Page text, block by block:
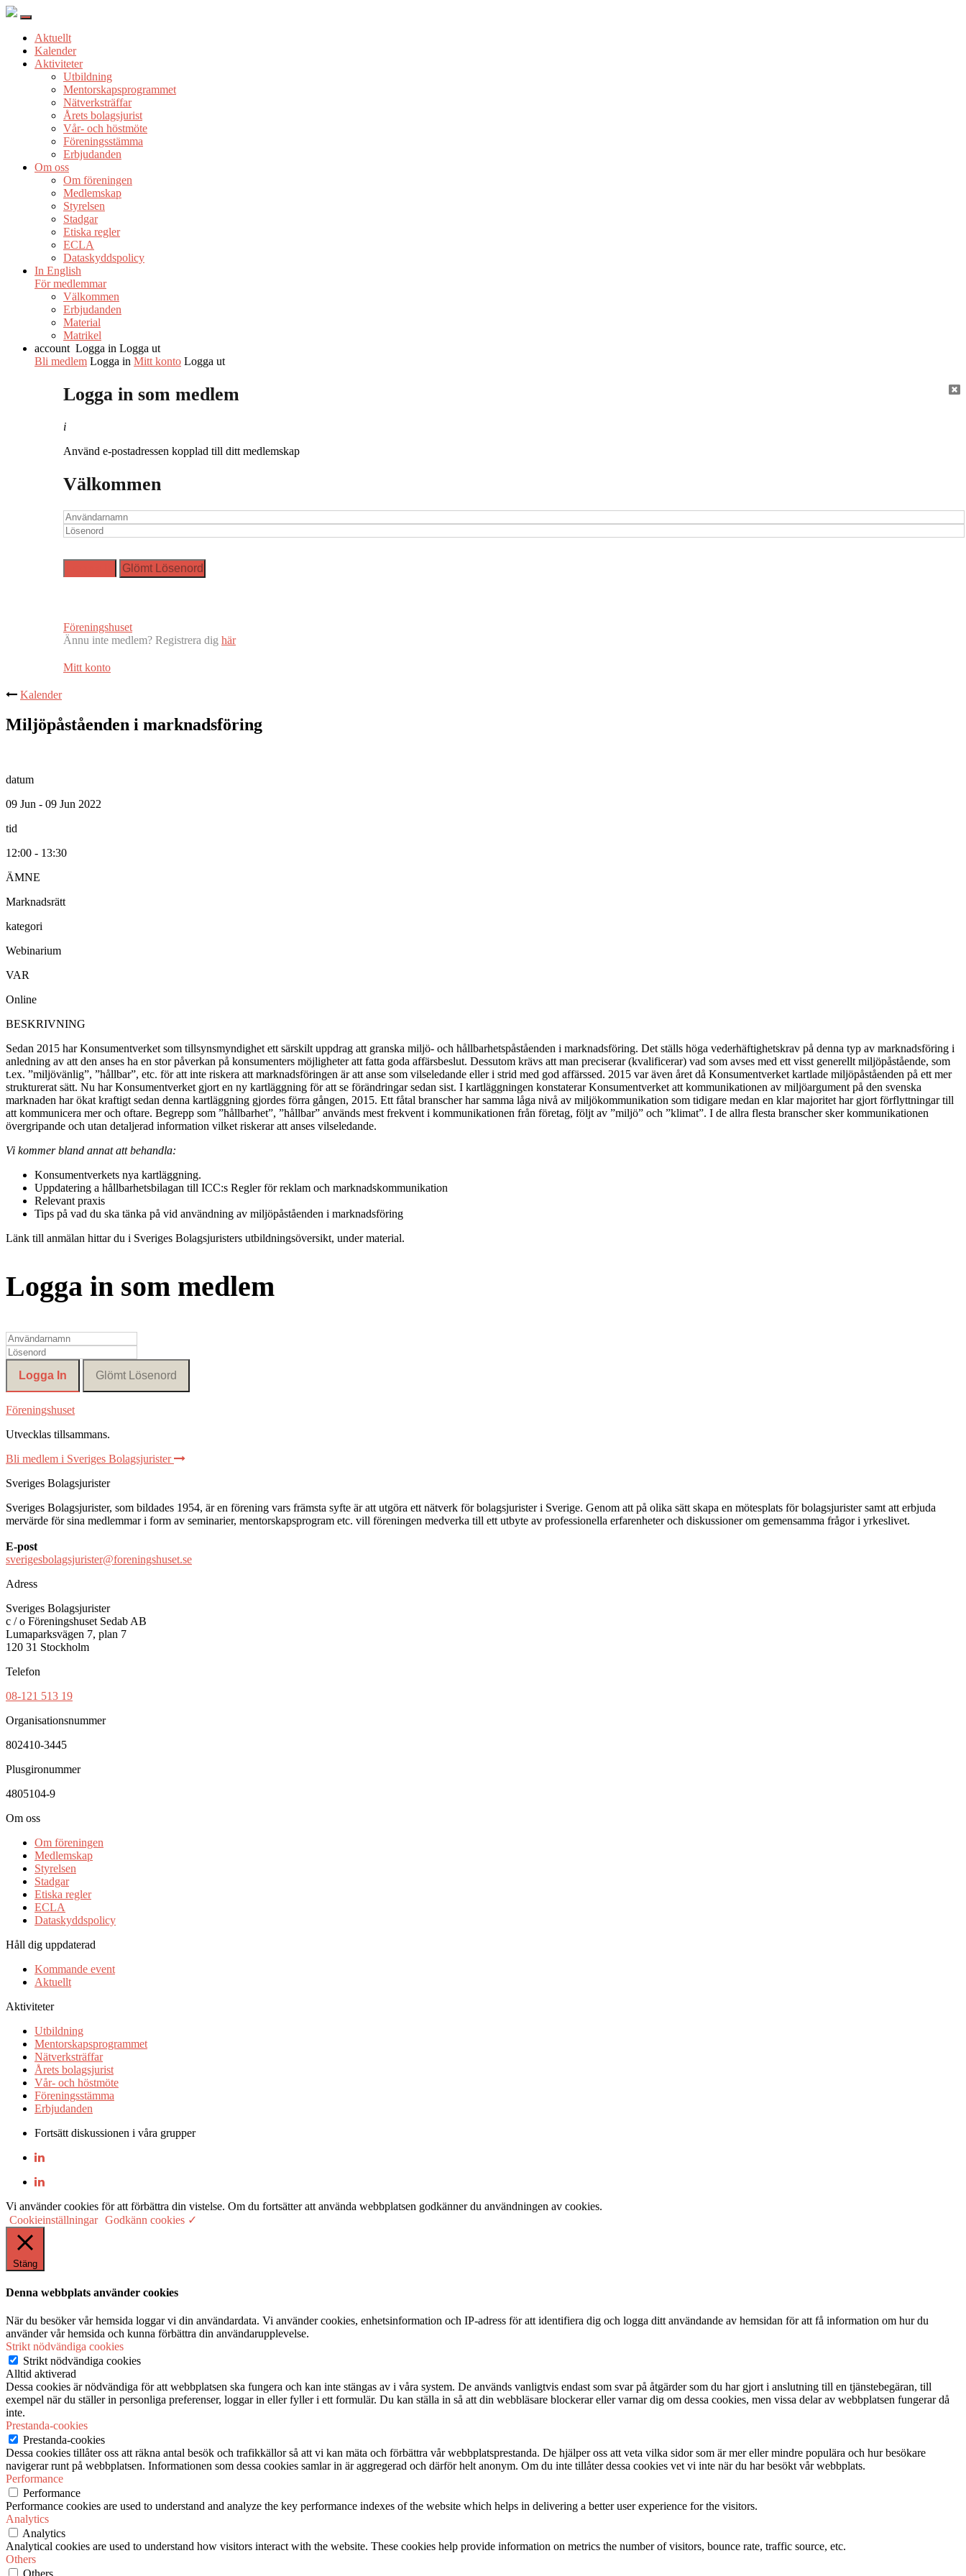
Aktuellt
Kalender
Aktiviteter
Utbildning
Mentorskapsprogrammet
Nätverksträffar
Årets bolagsjurist
Vår- och höstmöte
Föreningsstämma
Erbjudanden
Om oss
Om föreningen
Medlemskap
Styrelsen
Stadgar
Etiska regler
ECLA
Dataskyddspolicy
In English
För medlemmar
Välkommen
Erbjudanden
Material
Matrikel
account Logga in Logga ut
Bli medlem Logga in Mitt konto Logga ut
Logga in som medlem
i
Använd e-postadressen kopplad till ditt medlemskap
Välkommen
Föreningshuset
Ännu inte medlem? Registrera dig här
Mitt konto
Kalender
Miljöpåståenden i marknadsföring
datum
09 Jun - 09 Jun 2022
tid
12:00 - 13:30
ÄMNE
Marknadsrätt
kategori
Webinarium
VAR
Online
BESKRIVNING
Sedan 2015 har Konsumentverket som tillsynsmyndighet ett särskilt uppdrag att granska miljö- och hållbarhetspåståenden i marknadsföring. Det ställs höga vederhäftighetskrav på denna typ av marknadsföring i
anledning av att den anses ha en stor påverkan på konsumenters möjligheter att fatta goda affärsbeslut. Dessutom krävs att man preciserar (kvalificerar) vad som avses med ett visst generellt miljöpåstående, som
t.ex. ”miljövänlig”, ”hållbar”, etc. för att inte riskera att marknadsföringen är att anse som vilseledande eller i strid med god affärssed. 2015 var även året då Konsumentverket kartlade miljöpåståenden på ett mer
strukturerat sätt. Nu har Konsumentverket gjort en ny kartläggning för att se förändringar sedan sist. I kartläggningen konstaterar Konsumentverket att kommunikationen av miljöargument på den svenska
marknaden har ökat kraftigt sedan denna kartläggning gjordes förra gången, 2015. Ett fåtal branscher har samma låga nivå av miljökommunikation som tidigare medan en klar majoritet har gjort förflyttningar till
att kommunicera mer och oftare. Begrepp som ”hållbarhet”, ”hållbar” används mest frekvent i kommunikationen från företag, följt av ”miljö” och ”klimat”. I de allra flesta branscher sker kommunikationen
övergripande och utan detaljerad information vilket riskerar att anses vilseledande.
Vi kommer bland annat att behandla:
Konsumentverkets nya kartläggning.
Uppdatering a hållbarhetsbilagan till ICC:s Regler för reklam och marknadskommunikation
Relevant praxis
Tips på vad du ska tänka på vid användning av miljöpåståenden i marknadsföring
Länk till anmälan hittar du i Sveriges Bolagsjuristers utbildningsöversikt, under material.
Logga in som medlem
Föreningshuset
Utvecklas tillsammans.
Bli medlem i Sveriges Bolagsjurister
Sveriges Bolagsjurister
Sveriges Bolagsjurister, som bildades 1954, är en förening vars främsta syfte är att utgöra ett nätverk för bolagsjurister i Sverige. Genom att på olika sätt skapa en mötesplats för bolagsjurister samt att erbjuda
mervärde för sina medlemmar i form av seminarier, mentorskapsprogram etc. vill föreningen medverka till ett utbyte av professionella erfarenheter och diskussioner om gemensamma frågor i yrkeslivet.
E-post
sverigesbolagsjurister@foreningshuset.se
Adress
Sveriges Bolagsjurister
c / o Föreningshuset Sedab AB
Lumaparksvägen 7, plan 7
120 31 Stockholm
Telefon
08-121 513 19
Organisationsnummer
802410-3445
Plusgironummer
4805104-9
Om oss
Om föreningen
Medlemskap
Styrelsen
Stadgar
Etiska regler
ECLA
Dataskyddspolicy
Håll dig uppdaterad
Kommande event
Aktuellt
Aktiviteter
Utbildning
Mentorskapsprogrammet
Nätverksträffar
Årets bolagsjurist
Vår- och höstmöte
Föreningsstämma
Erbjudanden
Fortsätt diskussionen i våra grupper
Vi använder cookies för att förbättra din vistelse. Om du fortsätter att använda webbplatsen godkänner du användningen av cookies.
Cookieinställningar Godkänn cookies ✓
Stäng
Denna webbplats använder cookies
När du besöker vår hemsida loggar vi din användardata. Vi använder cookies, enhetsinformation och IP-adress för att identifiera dig och logga ditt användande av hemsidan för att få information om hur du
använder vår hemsida och kunna förbättra din användarupplevelse.
Strikt nödvändiga cookies
Strikt nödvändiga cookies
Alltid aktiverad
Dessa cookies är nödvändiga för att webbplatsen ska fungera och kan inte stängas av i våra system. De används vanligtvis endast som svar på åtgärder som du har gjort i anslutning till en tjänstebegäran, till
exempel när du ställer in personliga preferenser, loggar in eller fyller i ett formulär. Du kan ställa in så att din webbläsare blockerar eller varnar dig om dessa cookies, men vissa delar av webbplatsen fungerar då
inte.
Prestanda-cookies
Prestanda-cookies
Dessa cookies tillåter oss att räkna antal besök och trafikkällor så att vi kan mäta och förbättra vår webbplatsprestanda. De hjälper oss att veta vilka sidor som är mer eller mindre populära och hur besökare
navigerar runt på webbplatsen. Informationen som dessa cookies samlar in är aggregerad och därför helt anonym. Om du inte tillåter dessa cookies vet vi inte när du har besökt vår webbplats.
Performance
Performance
Performance cookies are used to understand and analyze the key performance indexes of the website which helps in delivering a better user experience for the visitors.
Analytics
Analytics
Analytical cookies are used to understand how visitors interact with the website. These cookies help provide information on metrics the number of visitors, bounce rate, traffic source, etc.
Others